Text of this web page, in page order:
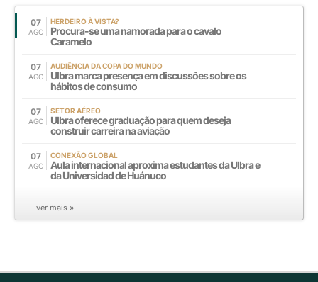
07
AGO
HERDEIRO À VISTA?
Procura-se uma namorada para o cavalo
Caramelo
07
AGO
AUDIÊNCIA DA COPA DO MUNDO
Ulbra marca presença em discussões sobre os
hábitos de consumo
07
AGO
SETOR AÉREO
Ulbra oferece graduação para quem deseja
construir carreira na aviação
07
AGO
CONEXÃO GLOBAL
Aula internacional aproxima estudantes da Ulbra e
da Universidad de Huánuco
ver mais »